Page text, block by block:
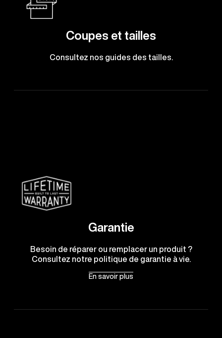
Coupes et tailles
Consultez nos guides des tailles.
Garantie
Besoin de réparer ou remplacer un produit ?
Consultez notre politique de garantie à vie.
En savoir plus